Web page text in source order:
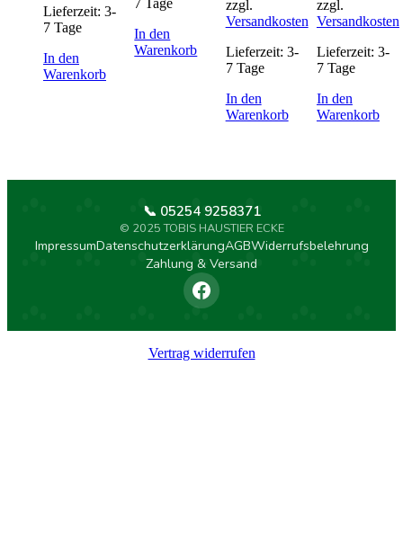
Lieferzeit: 3-
7 Tage
In den
Warenkorb
In den
Warenkorb
zzgl.
Versandkosten
Lieferzeit: 3-
7 Tage
In den
Warenkorb
zzgl.
Versandkosten
Lieferzeit: 3-
7 Tage
In den
Warenkorb
ImpressumDatenschutzerklärungAGBWiderrufsbelehrung
Zahlung & Versand
📞 05254 9258371
© 2025 TOBIS HAUSTIER ECKE
Vertrag widerrufen